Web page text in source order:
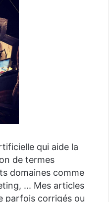
qui aide la
de termes
domaines comme
... Mes articles
parfois corrigés ou